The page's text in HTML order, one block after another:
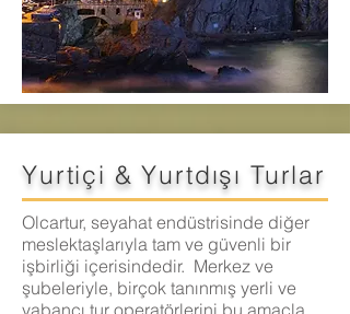
Yurtiçi & Yurtdışı Turlar
Olcartur, seyahat endüstrisinde diğer
meslektaşlarıyla tam ve güvenli bir
işbirliği içerisindedir. Merkez ve
şubeleriyle, birçok tanınmış yerli ve
yabancı tur operatörlerini bu amaçla